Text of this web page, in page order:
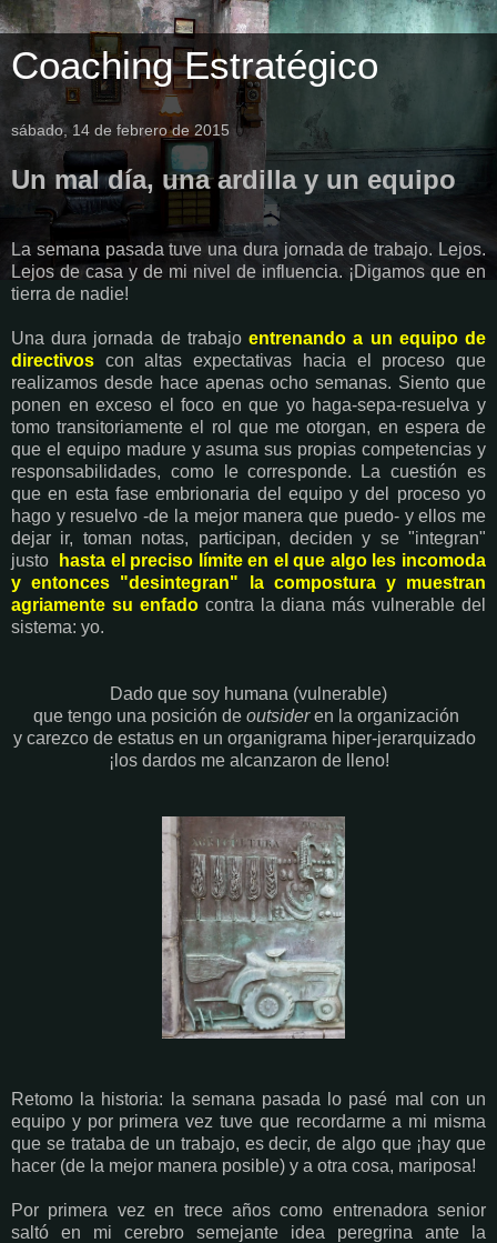
Coaching Estratégico
sábado, 14 de febrero de 2015
Un mal día, una ardilla y un equipo
La semana pasada tuve una dura jornada de trabajo. Lejos.
Lejos de casa y de mi nivel de influencia. ¡Digamos que en
tierra de nadie!
Una dura jornada de trabajoentrenando a un equipo de
directivos con altas expectativas hacia el proceso que
realizamos desde hace apenas ocho semanas. Siento que
ponen en exceso el foco en que yo haga-sepa-resuelva y
tomo transitoriamente el rol que me otorgan, en espera de
que el equipo madure y asuma sus propias competencias y
responsabilidades, como le corresponde. La cuestión es
que en esta fase embrionaria del equipo y del proceso yo
hago y resuelvo -de la mejor manera que puedo- y ellos me
dejar ir, toman notas, participan, deciden y se "integran"
justo
hasta el preciso límite en el que algo les incomoda
y entonces "desintegran" la compostura y muestran
agriamente su enfado contra la diana más vulnerable del
sistema: yo.
Dado que soy humana (vulnerable)
que tengo una posición de outsideren la organización
y carezco de estatus en un organigrama hiper-jerarquizado
¡los dardos me alcanzaron de lleno!
Retomo la historia: la semana pasada lo pasé mal con un
equipo y por primera vez tuve que recordarme a mi misma
que se trataba de un trabajo, es decir, de algo que ¡hay que
hacer (de la mejor manera posible) y a otra cosa, mariposa!
Por primera vez en trece años como entrenadora senior
saltó en mi cerebro semejante idea peregrina ante la